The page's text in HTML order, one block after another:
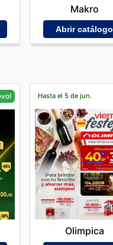
Makro
Abrir catálogo
Hasta el 5 de jun.
Olimpica